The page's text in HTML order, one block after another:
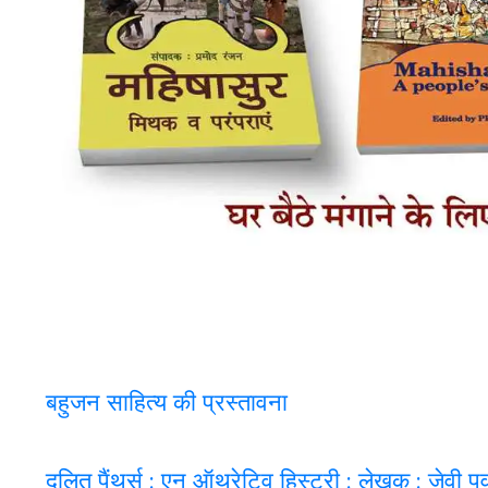
बहुजन साहित्य की प्रस्तावना
दलित पैंथर्स : एन ऑथरेटिव हिस्ट्री : लेखक : जेवी